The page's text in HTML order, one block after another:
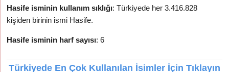
Hasife isminin kullanım sıklığı: Türkiyede her 3.416.828
kişiden birinin ismi Hasife.
Hasife isminin harf sayısı: 6
Türkiyede En Çok Kullanılan İsimler İçin Tıklayın